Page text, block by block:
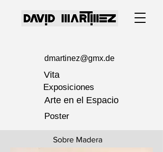
dmartinez@gmx.de
Arte en el Espacio
Vita
Exposiciones
Poster
Sobre Madera